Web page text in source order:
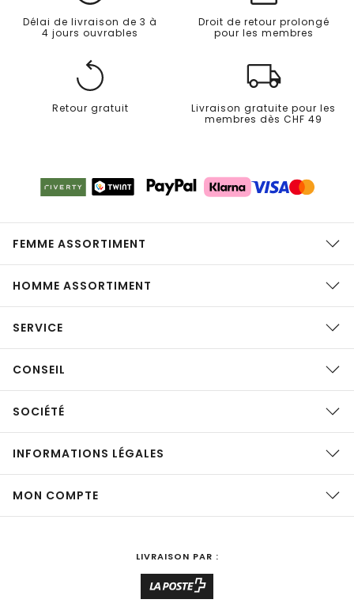
Délai de livraison de 3 à
4 jours ouvrables
Droit de retour prolongé
pour les membres
Retour gratuit
Livraison gratuite pour les
membres dès CHF 49
FEMME ASSORTIMENT
HOMME ASSORTIMENT
SERVICE
CONSEIL
SOCIÉTÉ
INFORMATIONS LÉGALES
MON COMPTE
LIVRAISON PAR :